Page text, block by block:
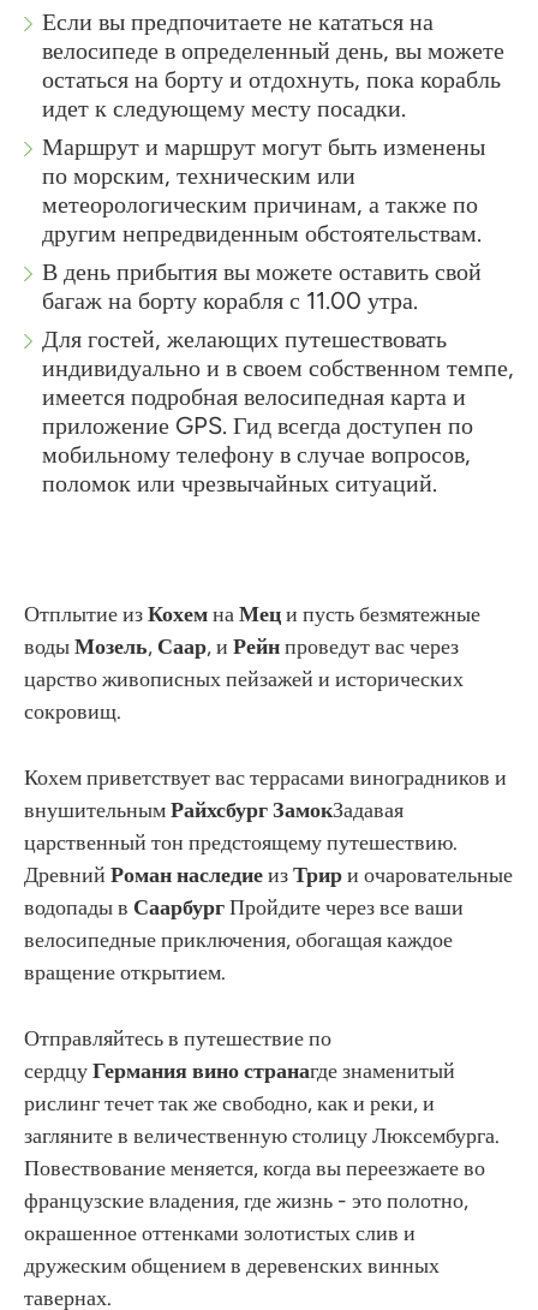
Если вы предпочитаете не кататься на
велосипеде в определенный день, вы можете
остаться на борту и отдохнуть, пока корабль
идет к следующему месту посадки.
Маршрут и маршрут могут быть изменены
по морским, техническим или
метеорологическим причинам, а также по
другим непредвиденным обстоятельствам.
В день прибытия вы можете оставить свой
багаж на борту корабля с 11.00 утра.
Для гостей, желающих путешествовать
индивидуально и в своем собственном темпе,
имеется подробная велосипедная карта и
приложение GPS. Гид всегда доступен по
мобильному телефону в случае вопросов,
поломок или чрезвычайных ситуаций.
Отплытие изКохемнаМеци пусть безмятежные
водыМозель, Саар, и Рейнпроведут вас через
царство живописных пейзажей и исторических
сокровищ.
Кохем приветствует вас террасами виноградников и
внушительнымРайхсбургЗамокЗадавая
царственный тон предстоящему путешествию.
Древний РоманнаследиеизТрири очаровательные
водопады в СаарбургПройдите через все ваши
велосипедные приключения, обогащая каждое
вращение открытием.
Отправляйтесь в путешествие по
сердцуГерманиявиностранагде знаменитый
рислинг течет так же свободно, как и реки, и
загляните в величественную столицу Люксембурга.
Повествование меняется, когда вы переезжаете во
французские владения, где жизнь - это полотно,
окрашенное оттенками золотистых слив и
дружеским общением в деревенских винных
тавернах.